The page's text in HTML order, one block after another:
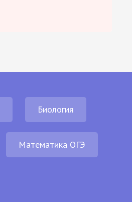
Биология
Математика ОГЭ